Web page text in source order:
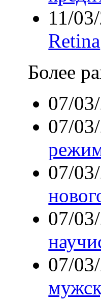
11/
Retina
Более
07/
07/
07/
07/
07/